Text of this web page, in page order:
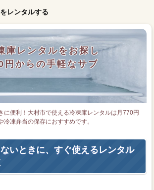
レンタルする
庫レンタルをお探し
円からの手軽なサブ
に便利！大村市で使える冷凍庫レンタルは月770円
冷凍弁当の保存におすすめです。
いときに、すぐ使えるレンタル